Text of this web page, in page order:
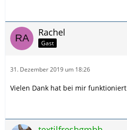
Rachel
Gast
31. Dezember 2019 um 18:26
Vielen Dank hat bei mir funktioniert